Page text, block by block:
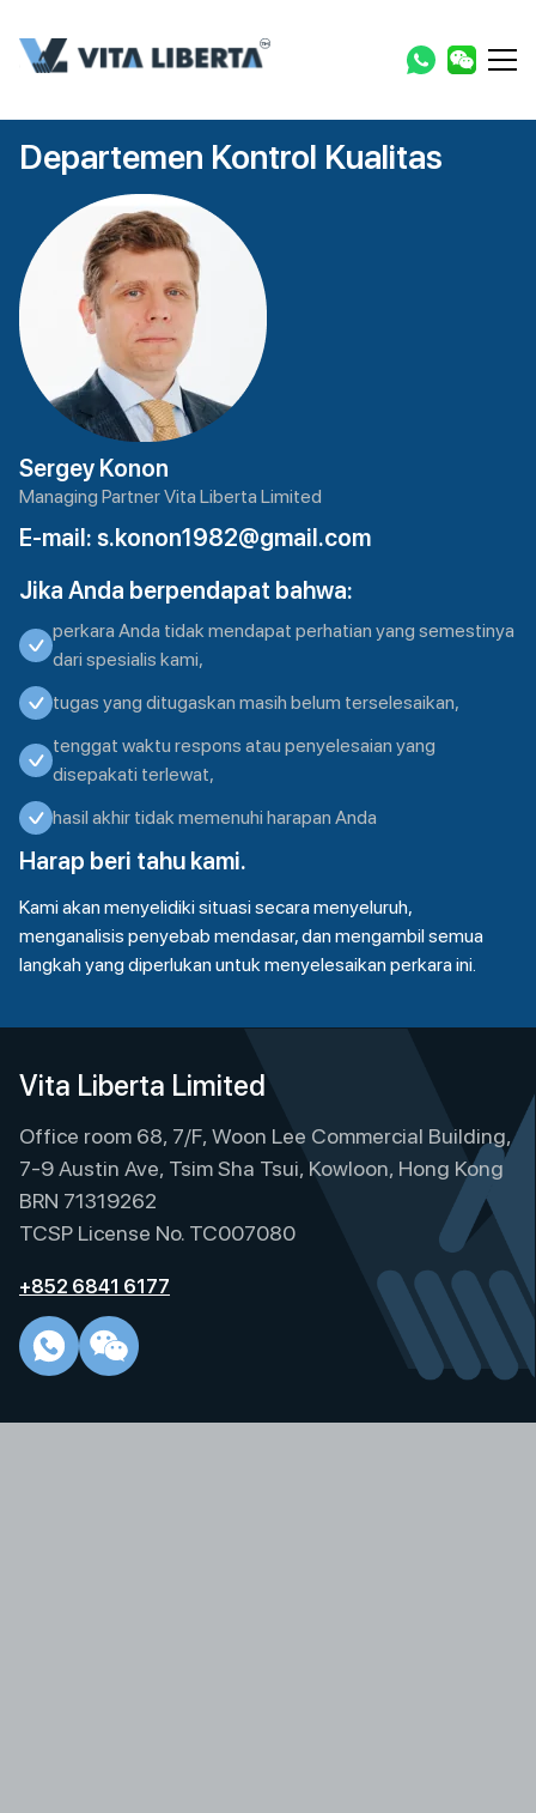
Departemen Kontrol Kualitas
Sergey Konon
Managing Partner Vita Liberta Limited
E-mail: s.konon1982@gmail.com
Jika Anda berpendapat bahwa:
perkara Anda tidak mendapat perhatian yang semestinya
dari spesialis kami,
tugas yang ditugaskan masih belum terselesaikan,
tenggat waktu respons atau penyelesaian yang
disepakati terlewat,
hasil akhir tidak memenuhi harapan Anda
Harap beri tahu kami.
Kami akan menyelidiki situasi secara menyeluruh,
menganalisis penyebab mendasar, dan mengambil semua
langkah yang diperlukan untuk menyelesaikan perkara ini.
Vita Liberta Limited
Office room 68, 7/F, Woon Lee Commercial Building,
7-9 Austin Ave, Tsim Sha Tsui, Kowloon, Hong Kong
BRN 71319262
TCSP License No. TC007080
+852 6841 6177